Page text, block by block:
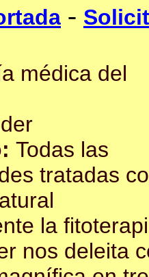
-
médica del
Todas las
tratadas
la
nos deleita